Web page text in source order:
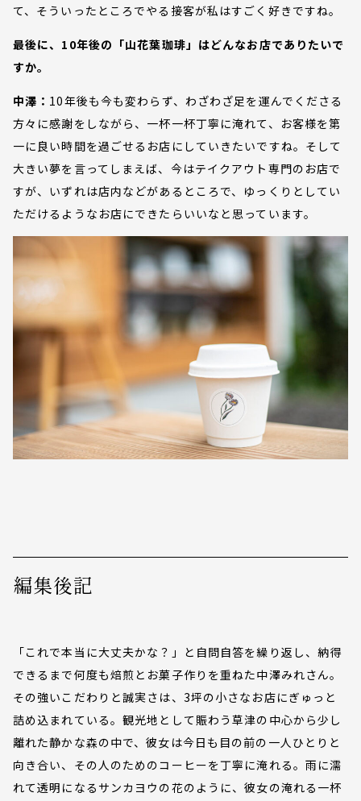
て、そういったところでやる接客が私はすごく好きですね。
最後に、10年後の「山花葉珈琲」はどんなお店でありたいで
すか。
中澤： 10年後も今も変わらず、わざわざ足を運んでくださる
方々に感謝をしながら、一杯一杯丁寧に淹れて、お客様を第
一に良い時間を過ごせるお店にしていきたいですね。そして
大きい夢を言ってしまえば、今はテイクアウト専門のお店で
すが、いずれは店内などがあるところで、ゆっくりとしてい
ただけるようなお店にできたらいいなと思っています。
編集後記
「これで本当に大丈夫かな？」と自問自答を繰り返し、納得
できるまで何度も焙煎とお菓子作りを重ねた中澤みれさん。
その強いこだわりと誠実さは、3坪の小さなお店にぎゅっと
詰め込まれている。観光地として賑わう草津の中心から少し
離れた静かな森の中で、彼女は今日も目の前の一人ひとりと
向き合い、その人のためのコーヒーを丁寧に淹れる。雨に濡
れて透明になるサンカヨウの花のように、彼女の淹れる一杯